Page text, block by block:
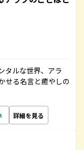
タルな世界、アラ
せる名言と癒やしの
詳細を見る